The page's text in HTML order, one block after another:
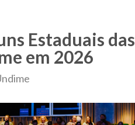
Estaduais das
em 2026